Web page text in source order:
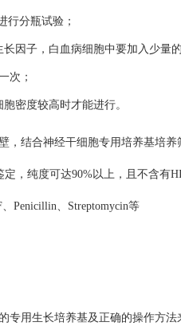
分瓶试验；
子，白血病细胞中要加入少量的
次；
密度较高时才能进行。
，结合神经干细胞专用培养基培
定，纯度可达90%以上，且不含有
、 Penicillin、 Streptomycin等
专用生长培养基及正确的操作方法